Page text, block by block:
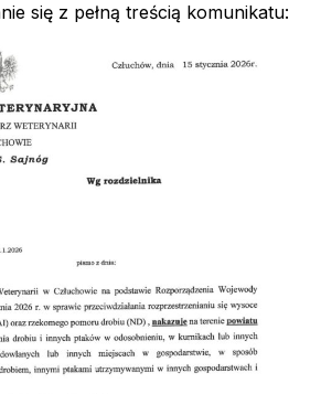
się z pełną treścią komunikatu: